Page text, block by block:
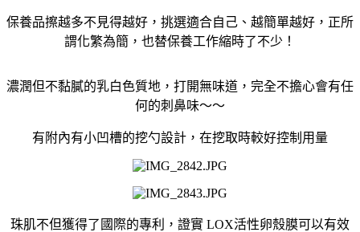
保養品擦越多不見得越好，挑選適合自己、越簡單越好，正所
謂化繁為簡，也替保養工作縮時了不少！
濃潤但不黏膩的乳白色質地，打開無味道，完全不擔心會有任
何的刺鼻味～～
有附內有小凹槽的挖勺設計，在挖取時較好控制用量
珠肌不但獲得了國際的專利，證實 LOX活性卵殼膜可以有效